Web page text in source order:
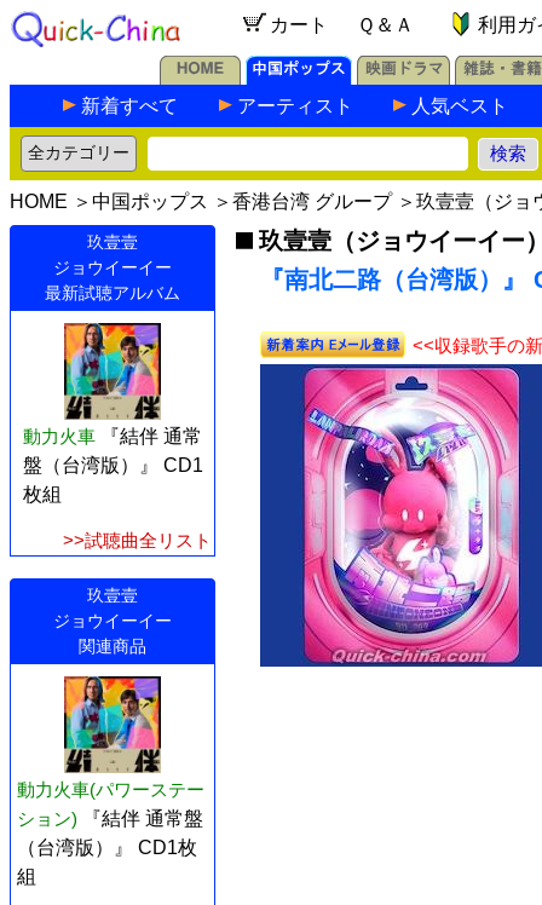
カート Ｑ＆Ａ 利用ガ
新着すべて アーティスト 人気ベスト
HOME ＞ 中国ポップス ＞ 香港台湾 グループ＞ 玖壹壹（ジョ
玖壹壹
ジョウイーイー
最新試聴アルバム
動力火車
『結伴 通常
盤（台湾版）』 CD1
枚組
>>試聴曲全リスト
玖壹壹
ジョウイーイー
関連商品
動力火車(パワーステー
ション)
『結伴 通常盤
（台湾版）』 CD1枚
組
玖壹壹（ジョウイーイー
『南北二路（台湾版）』
<<収録歌手の